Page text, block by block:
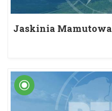
Jaskinia Mamutowa